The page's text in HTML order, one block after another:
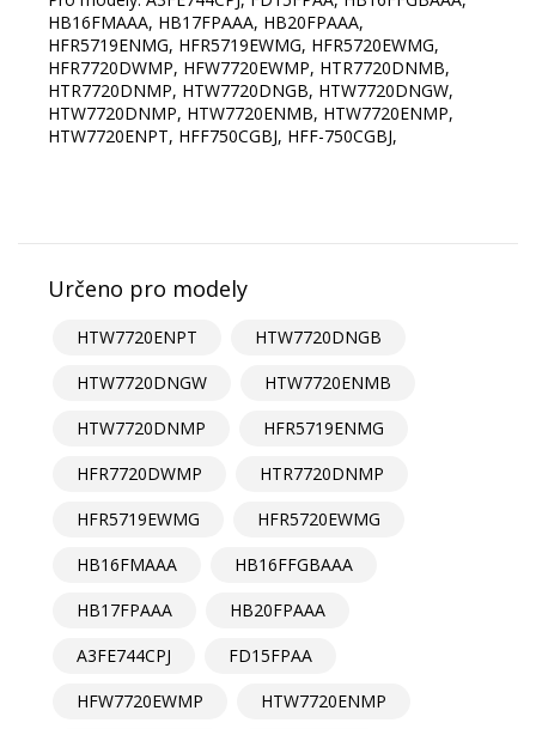
HB16FMAAA, HB17FPAAA, HB20FPAAA,
HFR5719ENMG, HFR5719EWMG, HFR5720EWMG,
HFR7720DWMP, HFW7720EWMP, HTR7720DNMB,
HTR7720DNMP, HTW7720DNGB, HTW7720DNGW,
HTW7720DNMP, HTW7720ENMB, HTW7720ENMP,
HTW7720ENPT, HFF750CGBJ, HFF-750CGBJ,
Určeno pro modely
HTW7720ENPT
HTW7720DNGB
HTW7720DNGW
HTW7720ENMB
HTW7720DNMP
HFR5719ENMG
HFR7720DWMP
HTR7720DNMP
HFR5719EWMG
HFR5720EWMG
HB16FMAAA
HB16FFGBAAA
HB17FPAAA
HB20FPAAA
A3FE744CPJ
FD15FPAA
HFW7720EWMP
HTW7720ENMP